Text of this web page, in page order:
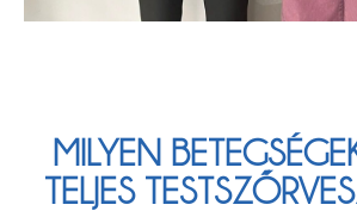
MILYEN
TELJES